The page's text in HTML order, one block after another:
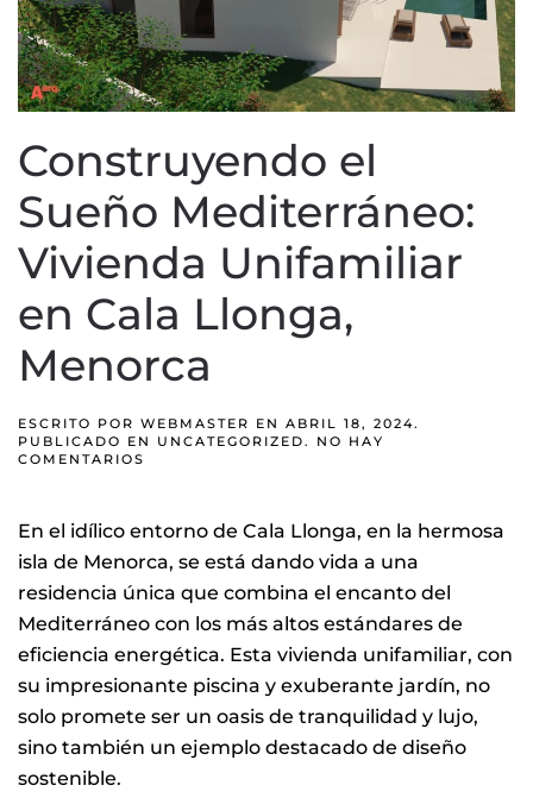
Construyendo el
Sueño Mediterráneo:
Vivienda Unifamiliar
en Cala Llonga,
Menorca
ESCRITO POR WEBMASTER EN ABRIL 18, 2024.
PUBLICADO EN UNCATEGORIZED . NO HAY
COMENTARIOS
MEDITERRÁNEO:
UNIFAMILIAR
EN
CALA
LLONGA,
MENORCA
En el idílico entorno de Cala Llonga, en la hermosa
isla de Menorca, se está dando vida a una
residencia única que combina el encanto del
Mediterráneo con los más altos estándares de
eficiencia energética. Esta vivienda unifamiliar, con
su impresionante piscina y exuberante jardín, no
solo promete ser un oasis de tranquilidad y lujo,
sino también un ejemplo destacado de diseño
sostenible.